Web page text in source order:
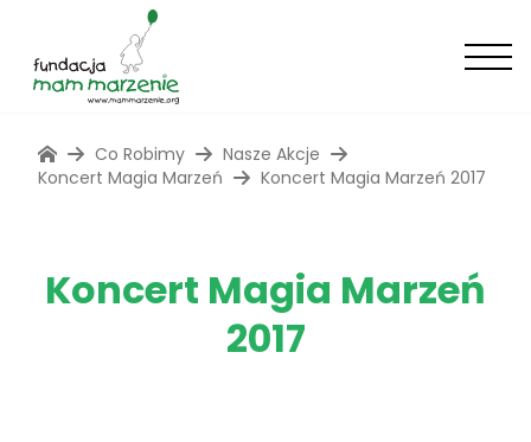
Co Robimy
Nasze Akcje
Koncert Magia Marzeń
Koncert Magia Marzeń 2017
Koncert Magia Marzeń
2017